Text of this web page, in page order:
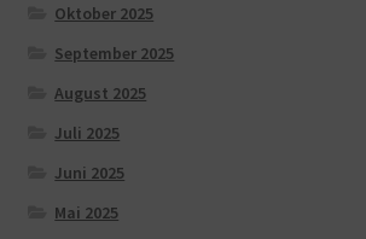
Oktober 2025
September 2025
August 2025
Juli 2025
Juni 2025
Mai 2025